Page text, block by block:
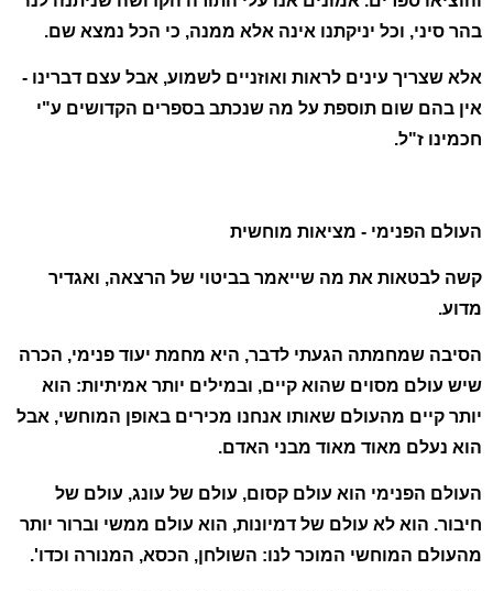
בהר סיני, וכל יניקתנו אינה אלא ממנה, כי הכל נמצא שם.
אלא שצריך עינים לראות ואוזניים לשמוע, אבל עצם דברינו -
אין בהם שום תוספת על מה שנכתב בספרים הקדושים ע"י
חכמינו ז"ל.
העולם הפנימי - מציאות מוחשית
קשה לבטאות את מה שייאמר בביטוי של הרצאה, ואגדיר
מדוע.
הסיבה שמחמתה הגעתי לדבר, היא מחמת יעוד פנימי, הכרה
שיש עולם מסוים שהוא קיים, ובמילים יותר אמיתיות: הוא
יותר קיים מהעולם שאותו אנחנו מכירים באופן המוחשי, אבל
הוא נעלם מאוד מאוד מבני האדם.
העולם הפנימי הוא עולם קסום, עולם של עונג, עולם של
חיבור. הוא לא עולם של דמיונות, הוא עולם ממשי וברור יותר
מהעולם המוחשי המוכר לנו: השולחן, הכסא, המנורה וכדו'.